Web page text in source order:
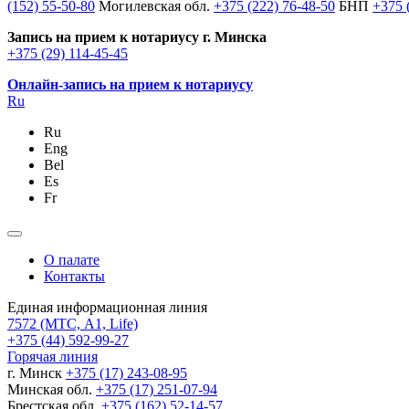
(152) 55-50-80 Могилевская обл. +375 (222) 76-48-50 БНП +375
Запись на прием к нотариусу г. Минска
+375 (29) 114-45-45
Онлайн-запись на прием к нотариусу
Ru
Ru
Eng
Bel
Es
Fr
О палате
Контакты
Единая информационная линия
7572 (МТС, A1, Life)
+375 (44) 592-99-27
Горячая линия
г. Минск +375 (17) 243-08-95
Минская обл. +375 (17) 251-07-94
Брестская обл. +375 (162) 52-14-57